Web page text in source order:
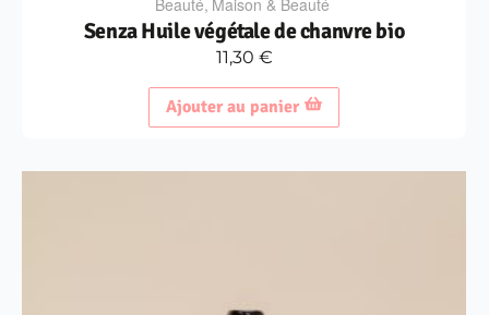
Senza Huile végétale de chanvre bio
11,30 €
Ajouter au panier